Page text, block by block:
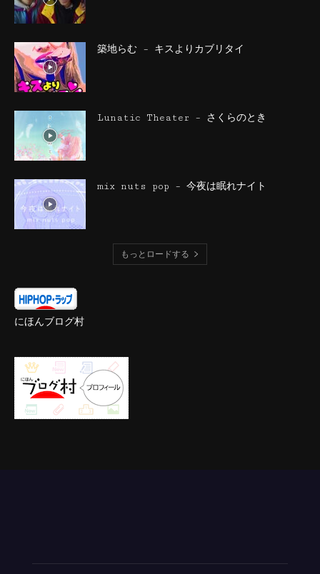
築地らむ – キスよりカブリタイ
Lunatic Theater – さくらのとき
mix nuts pop – 今夜は眠れナイト
もっとロードする
にほんブログ村